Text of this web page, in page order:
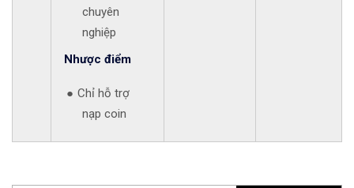
chuyên
nghiệp
Nhược điểm
Chỉ hỗ trợ
nạp coin